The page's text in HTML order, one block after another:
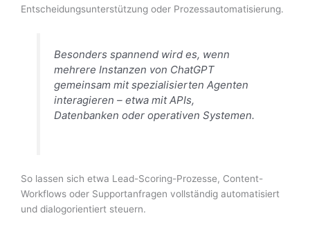
Entscheidungsunterstützung oder Prozessautomatisierung.
Besonders spannend wird es, wenn
mehrere Instanzen von ChatGPT
gemeinsam mit spezialisierten Agenten
interagieren – etwa mit APIs,
Datenbanken oder operativen Systemen.
So lassen sich etwa Lead-Scoring-Prozesse, Content-
Workflows oder Supportanfragen vollständig automatisiert
und dialogorientiert steuern.